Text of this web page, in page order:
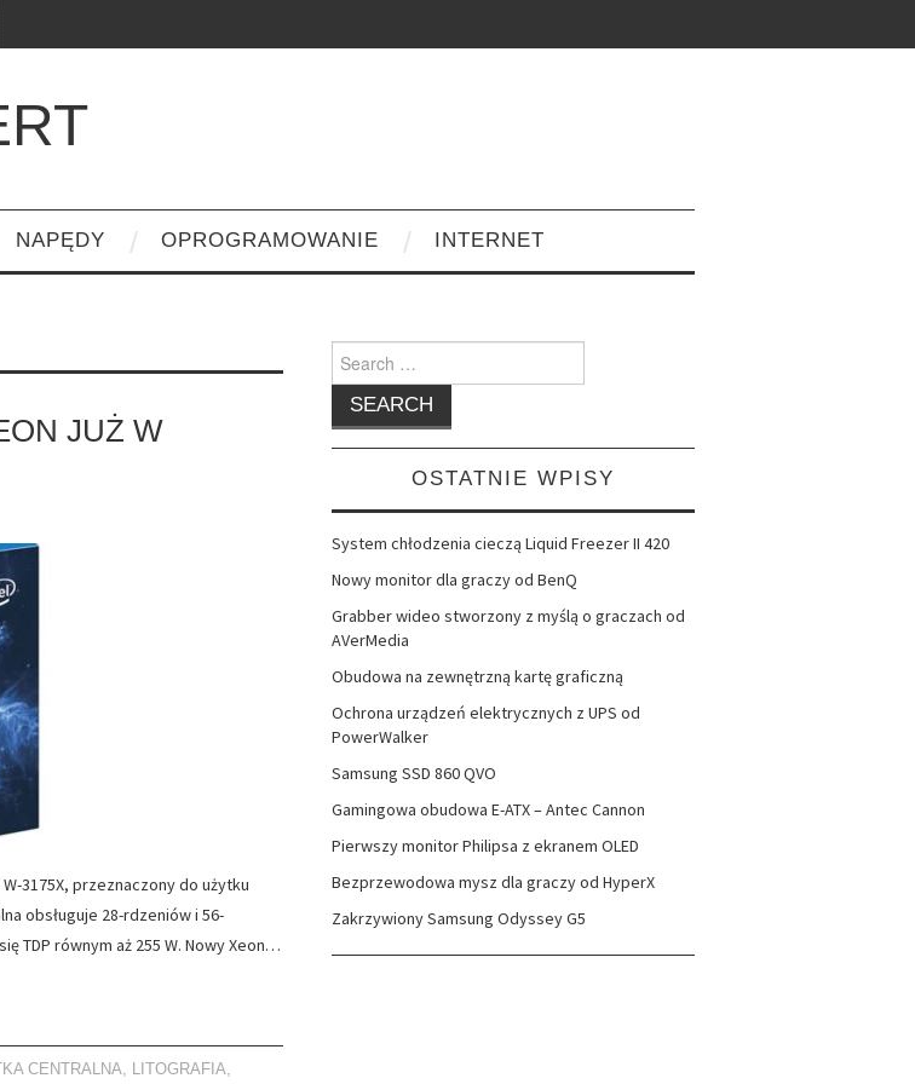
NAPĘDY OPROGRAMOWANIE INTERNET
JUŻ W
3175X, przeznaczony do użytku
obsługuje 28-rdzeniów i 56-
TDP równym aż 255 W. Nowy Xeon…
CENTRALNA LITOGRAFIA
Search
for:
OSTATNIE WPISY
System chłodzenia cieczą Liquid Freezer II 420
Nowy monitor dla graczy od BenQ
Grabber wideo stworzony z myślą o graczach od
AVerMedia
Obudowa na zewnętrzną kartę graficzną
Ochrona urządzeń elektrycznych z UPS od
PowerWalker
Samsung SSD 860 QVO
Gamingowa obudowa E-ATX – Antec Cannon
Pierwszy monitor Philipsa z ekranem OLED
Bezprzewodowa mysz dla graczy od HyperX
Zakrzywiony Samsung Odyssey G5